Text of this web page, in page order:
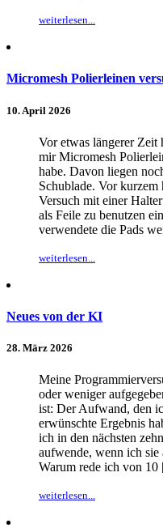
weiterlesen...
Micromesh Polierleinen
10. April 2026
Vor etwas längerer Zeit
mir Micromesh
habe. Davon liegen
Schublade. Vor kurzem
Versuch mit einer
als Feile zu benutzen
verwendete die Pads
weiterlesen...
Neues von der KI
28. März 2026
Meine
oder weniger
ist: Der Aufwand, den
erwünschte Ergebnis
ich in den nächsten
aufwende, wenn ich sie
Warum rede ich von
weiterlesen...